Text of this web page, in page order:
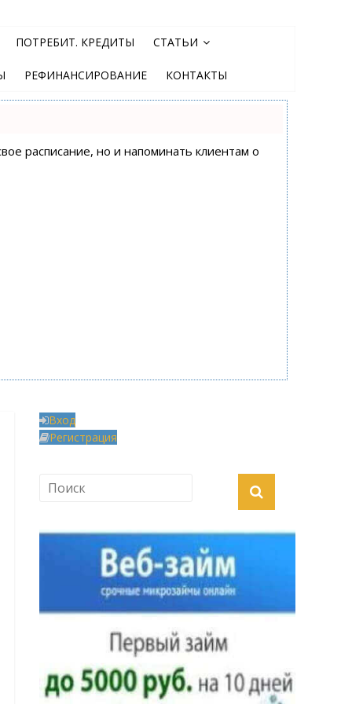
ПОТРЕБИТ. КРЕДИТЫ СТАТЬИ
РЕФИНАНСИРОВАНИЕ КОНТАКТЫ
расписание, но и напоминать клиентам о
Вход
Регистрация